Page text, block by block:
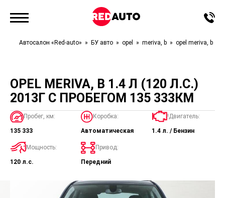
Автосалон «Red-auto» БУ авто opel meriva, b opel meriva, b
OPEL MERIVA, B 1.4 Л (120 Л.С.)
2013Г С ПРОБЕГОМ 135 333КМ
Пробег, км:
135 333
Коробка:
Автоматическая
!Двигатель:
1.4 л. / Бензин
Мощность:
120 л.с.
Привод:
Передний